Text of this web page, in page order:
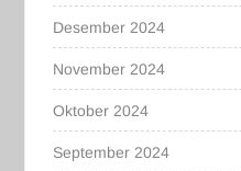
Desember 2024
November 2024
Oktober 2024
September 2024